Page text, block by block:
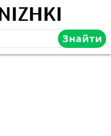
Знайти